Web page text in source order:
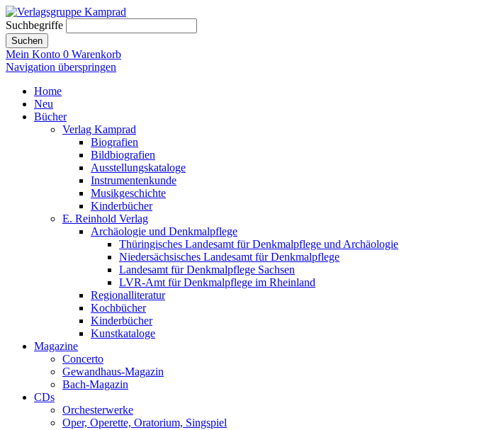
Suchbegriffe
Suchen
Mein Konto 0 Warenkorb
Navigation überspringen
Home
Neu
Bücher
Verlag Kamprad
Biografien
Bildbiografien
Ausstellungskataloge
Instrumentenkunde
Musikgeschichte
Kinderbücher
E. Reinhold Verlag
Archäologie und Denkmalpflege
Thüringisches Landesamt für Denkmalpflege und Archäologie
Niedersächsisches Landesamt für Denkmalpflege
Landesamt für Denkmalpflege Sachsen
LVR-Amt für Denkmalpflege im Rheinland
Regionalliteratur
Kochbücher
Kinderbücher
Kunstkataloge
Magazine
Concerto
Gewandhaus-Magazin
Bach-Magazin
CDs
Orchesterwerke
Oper, Operette, Oratorium, Singspiel